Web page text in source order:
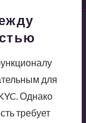
для
Однако
требует